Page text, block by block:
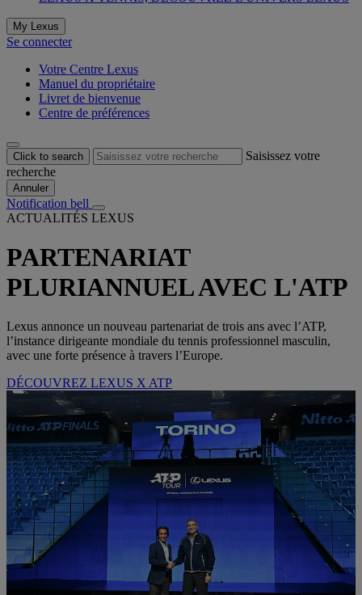
My Lexus
Se connecter
Votre Centre Lexus
Manuel du propriétaire
Livret de bienvenue
Centre de préférences
Click to search
Saisissez votre
recherche
Annuler
Notification bell
ACTUALITÉS LEXUS
PARTENARIAT
PLURIANNUEL AVEC L'ATP
Lexus annonce un nouveau partenariat de trois ans avec l’ATP,
l’instance dirigeante mondiale du tennis professionnel masculin,
avec une forte présence à travers l’Europe.
DÉCOUVREZ LEXUS X ATP